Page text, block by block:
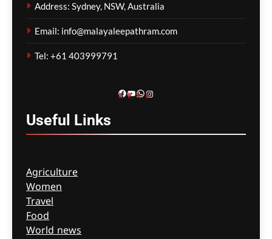
താഴ്ന്നതോടെ
പുറത്തുവന്നത്
ചരിത്രത്തിന്റെ
അവശിഷ്ടങ്ങൾ
0
Address: Sydney, NSW, Australia
Email: info@malayaleepathram.com
Tel: +61 403999791
Facebook
YouTube
WhatsApp
Instagram
Useful Links
Agriculture
Women
Travel
Food
World news